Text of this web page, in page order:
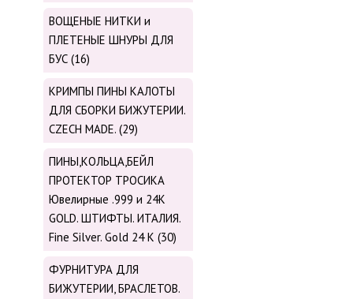
ВОЩЕНЫЕ НИТКИ и
ПЛЕТЕНЫЕ ШНУРЫ ДЛЯ
БУС (16)
КРИМПЫ ПИНЫ КАЛОТЫ
ДЛЯ СБОРКИ БИЖУТЕРИИ.
CZECH MADE. (29)
ПИНЫ,КОЛЬЦА,БЕЙЛ
ПРОТЕКТОР ТРОСИКА
Ювелирные .999 и 24К
GOLD. ШТИФТЫ. ИТАЛИЯ.
Fine Silver. Gold 24 K (30)
ФУРНИТУРА ДЛЯ
БИЖУТЕРИИ, БРАСЛЕТОВ.